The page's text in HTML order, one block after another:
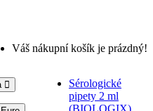
Váš nákupní košík je prázdný!
Sérologické
pipety 2 ml
(BIOLOGIX)